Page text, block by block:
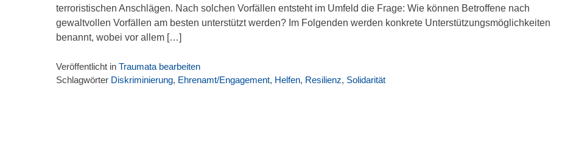
terroristischen Anschlägen. Nach solchen Vorfällen entsteht im Umfeld die Frage: Wie können Betroffene nach
gewaltvollen Vorfällen am besten unterstützt werden? Im Folgenden werden konkrete Unterstützungsmöglichkeiten
benannt, wobei vor allem […]
Veröffentlicht in Traumata bearbeiten
Schlagwörter Diskriminierung, Ehrenamt/Engagement, Helfen, Resilienz, Solidarität